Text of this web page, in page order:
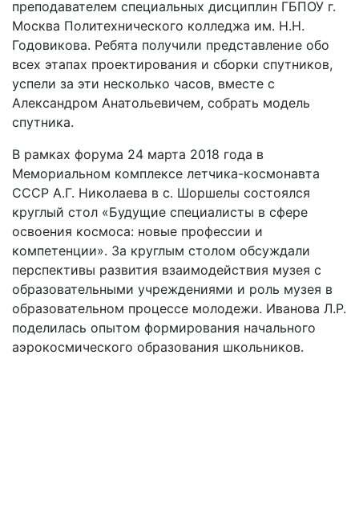
преподавателем специальных дисциплин ГБПОУ г.
Москва Политехнического колледжа им. Н.Н.
Годовикова. Ребята получили представление обо
всех этапах проектирования и сборки спутников,
успели за эти несколько часов, вместе с
Александром Анатольевичем, собрать модель
спутника.
В рамках форума 24 марта 2018 года в
Мемориальном комплексе летчика-космонавта
СССР А.Г. Николаева в с. Шоршелы состоялся
круглый стол «Будущие специалисты в сфере
освоения космоса: новые профессии и
компетенции». За круглым столом обсуждали
перспективы развития взаимодействия музея с
образовательными учреждениями и роль музея в
образовательном процессе молодежи. Иванова Л.Р.
поделилась опытом формирования начального
аэрокосмического образования школьников.